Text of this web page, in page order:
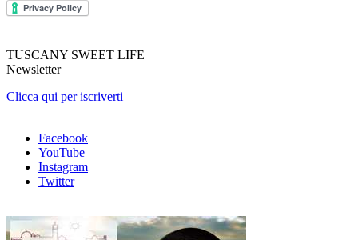
TUSCANY SWEET LIFE
Newsletter
Clicca qui per iscriverti
Facebook
YouTube
Instagram
Twitter